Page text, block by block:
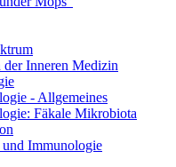
Inneren Medizin
- Allgemeines
Fäkale Mikrobiota
Immunologie